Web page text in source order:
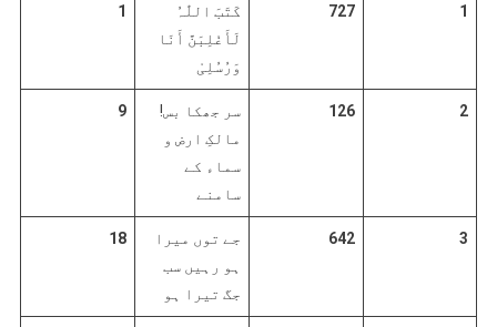
1
727
کَتَبَ اللّٰہُ
لَأَغْلِبَنَّ أَنَا
وَرُسُلِیْ
1
2
126
سر جھکا بس!
مالکِ ارض و
سماء کے
سامنے
9
3
642
جے توں میرا
ہو رہیں سب
جگ تیرا ہو
18